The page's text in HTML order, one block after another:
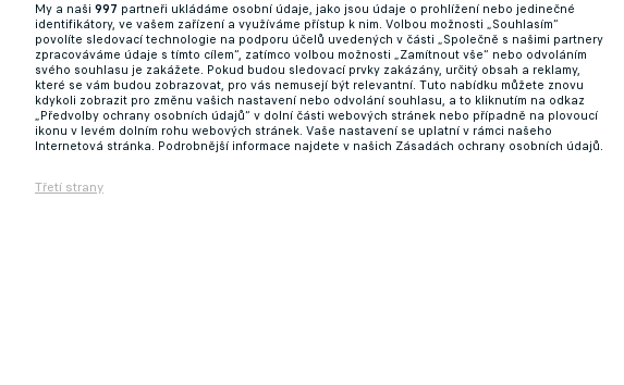
My a naši 997 partneři ukládáme osobní údaje, jako jsou údaje o prohlížení nebo jedinečné
identifikátory, ve vašem zařízení a využíváme přístup k nim. Volbou možnosti „Souhlasím“
povolíte sledovací technologie na podporu účelů uvedených v části „Společně s našimi partnery
zpracováváme údaje s tímto cílem“, zatímco volbou možnosti „Zamítnout vše“ nebo odvoláním
svého souhlasu je zakážete. Pokud budou sledovací prvky zakázány, určitý obsah a reklamy,
které se vám budou zobrazovat, pro vás nemusejí být relevantní. Tuto nabídku můžete znovu
kdykoli zobrazit pro změnu vašich nastavení nebo odvolání souhlasu, a to kliknutím na odkaz
„Předvolby ochrany osobních údajů“ v dolní části webových stránek nebo případně na plovoucí
ikonu v levém dolním rohu webových stránek. Vaše nastavení se uplatní v rámci našeho
Internetová stránka. Podrobnější informace najdete v našich Zásadách ochrany osobních údajů.
Třetí strany